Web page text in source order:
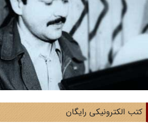
الکترونیکی رایگان